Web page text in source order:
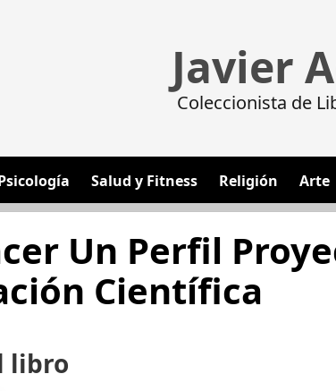
Javier
Coleccionista de
Salud y Fitness Religión Arte
Un Perfil
Científica
libro